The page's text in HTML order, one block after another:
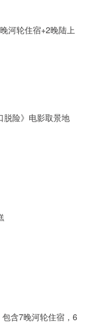
河轮住宿+2晚陆上
脱险》电影取景地
含7晚河轮住宿，6